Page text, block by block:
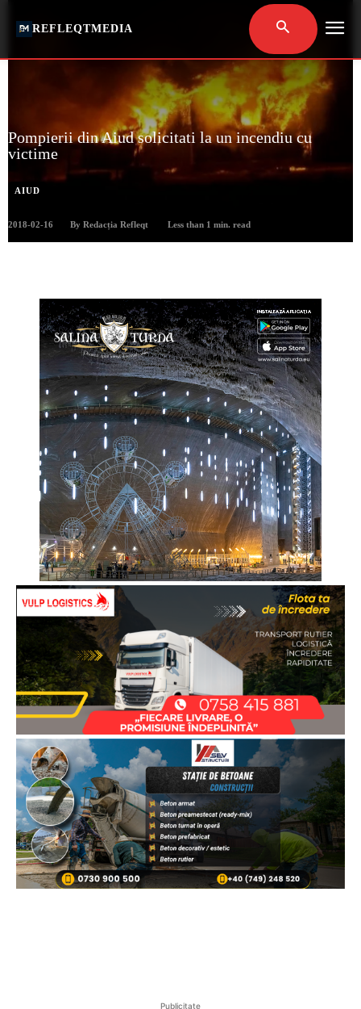
REFLEQTMEDIA
Pompierii din Aiud solicitati la un incendiu cu
victime
AIUD
2018-02-16 By Redacția Refleqt Less than 1 min. read
Publicitate